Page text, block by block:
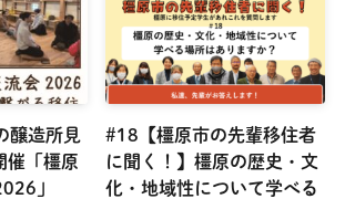
醸造所見
催「橿原
」
#18【橿原市の先輩移住者
に聞く！】橿原の歴史・文
化・地域性について学べる